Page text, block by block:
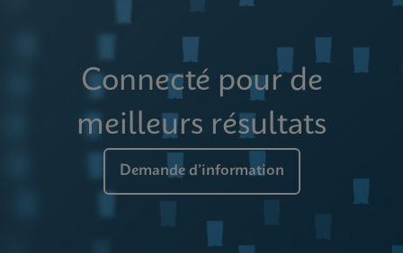
Connecté pour de
meilleurs résultats
Demande d’information